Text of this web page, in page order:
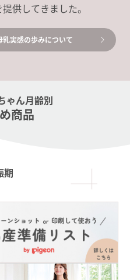
供してきました。
乳実感の歩みについて
ゃん月齢別
商品
期